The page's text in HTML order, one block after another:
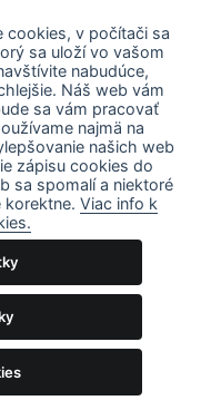
vaše osobné
s vaším súhlasom,
v súvislosti s
na ochranu práv
ak existuje
záujem na
aby sme
vašich
ak je spracovanie
aby sme
že nemáme právo
osobných
V takýchto
pokračovať v
vtedy, ak vieme
cookies, v počítači sa
sa uloží vo vašom
nabudúce,
Náš web vám
sa vám pracovať
najmä na
našich web
zápisu cookies do
sa spomalí a niektoré
korektne. Viac info k